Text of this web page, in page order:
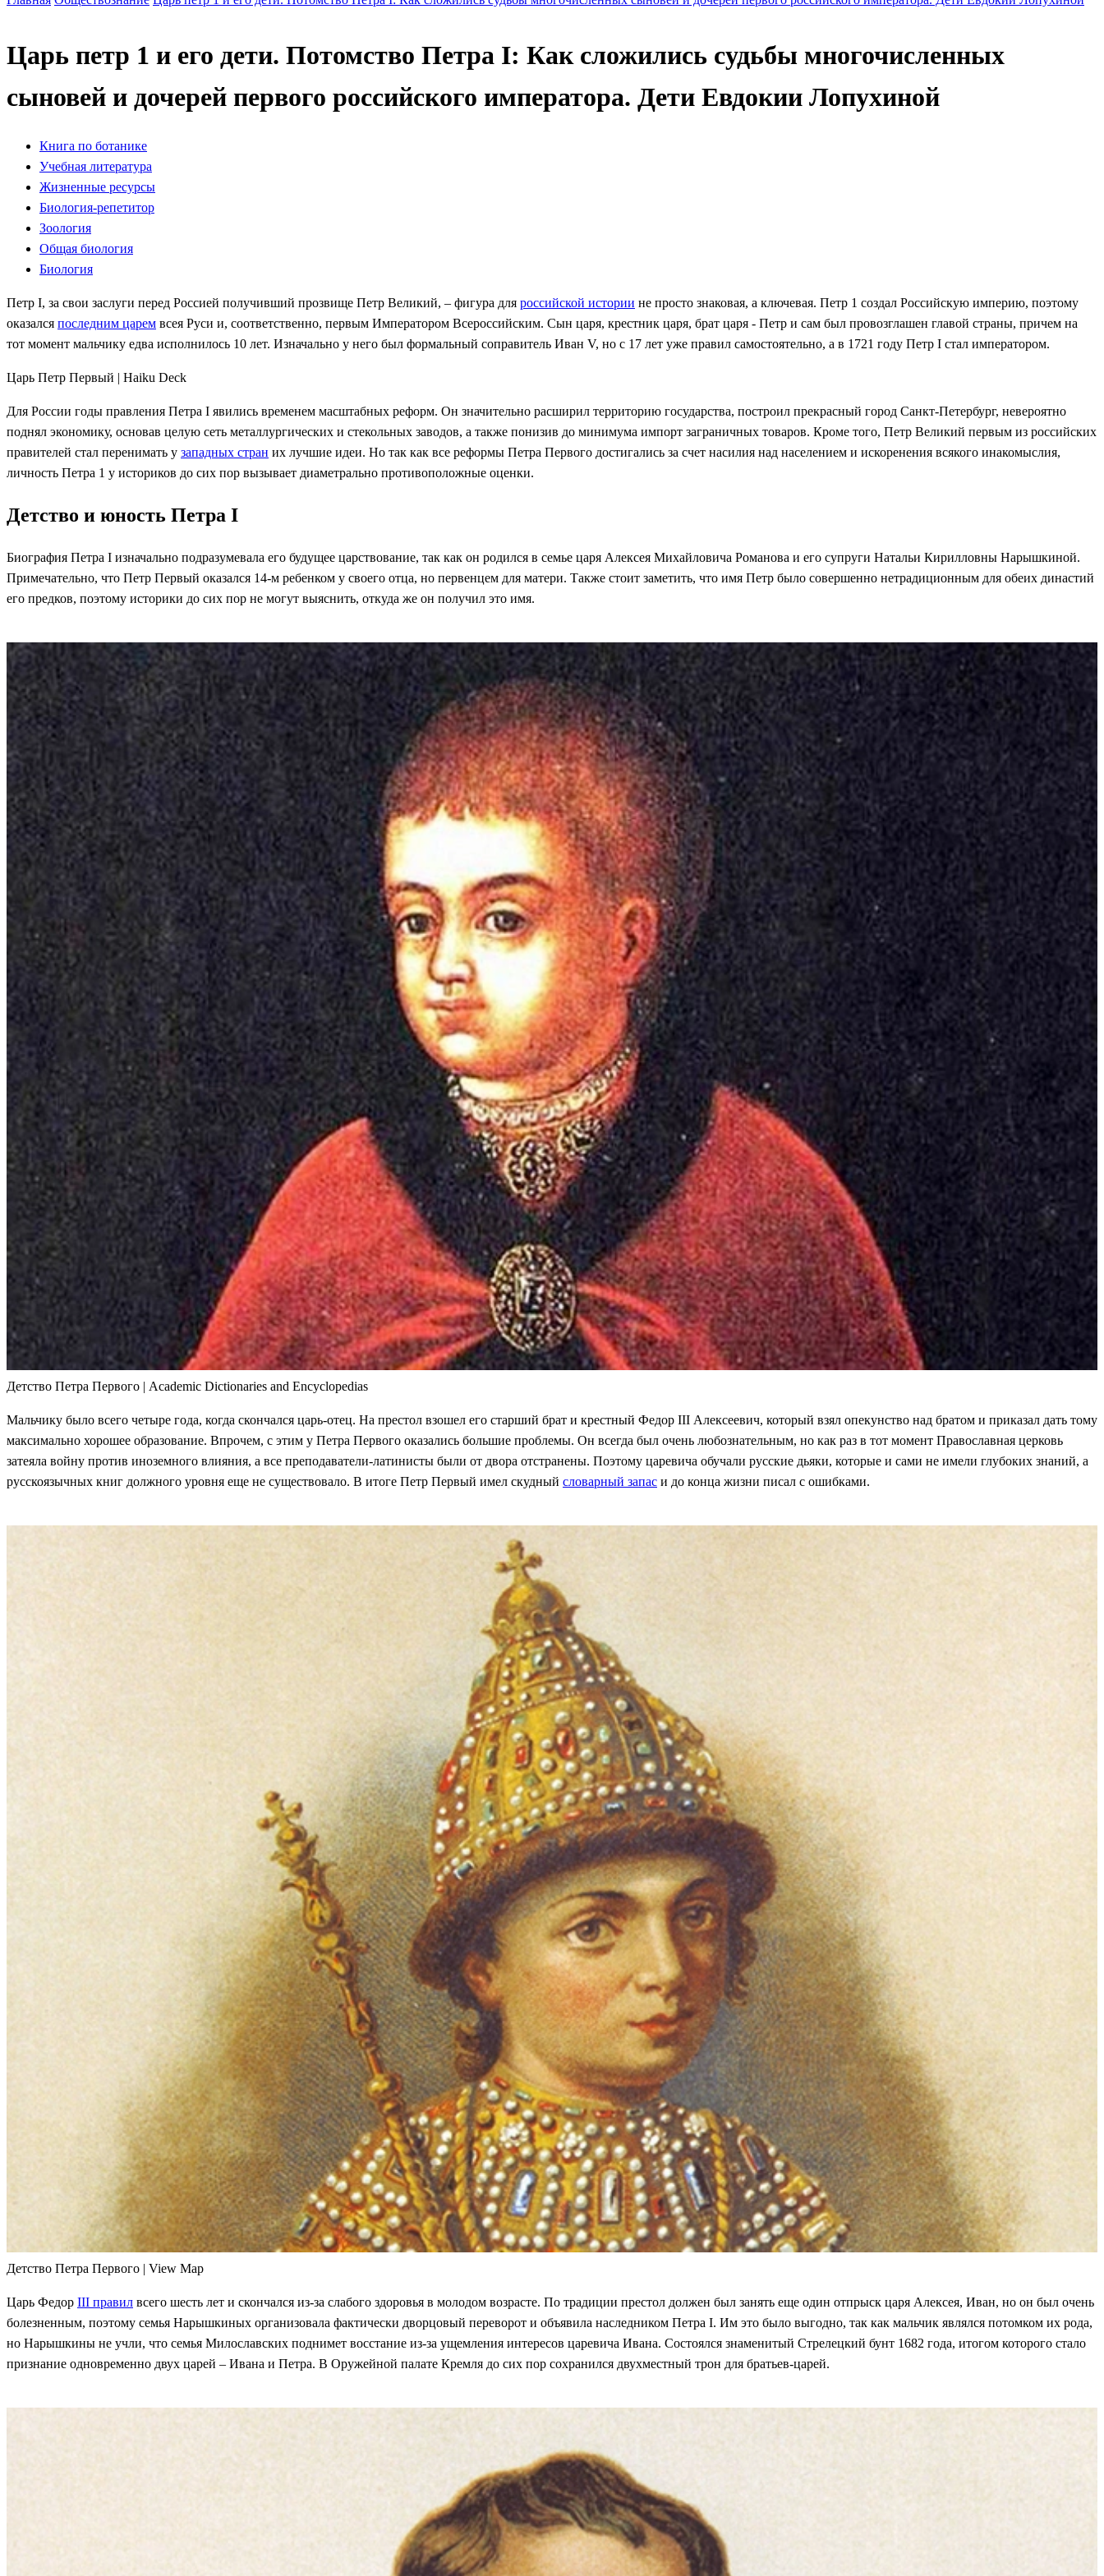
Царь петр 1 и его дети. Потомство Петра I: Как сложились судьбы многочисленных
сыновей и дочерей первого российского императора. Дети Евдокии Лопухиной
Книга по ботанике
Учебная литература
Жизненные ресурсы
Биология-репетитор
Зоология
Общая биология
Биология
Петр I, за свои заслуги перед Россией получивший прозвище Петр Великий, – фигура для российской истории не просто знаковая, а ключевая. Петр 1 создал Российскую империю, поэтому
оказался последним царем всея Руси и, соответственно, первым Императором Всероссийским. Сын царя, крестник царя, брат царя - Петр и сам был провозглашен главой страны, причем на
тот момент мальчику едва исполнилось 10 лет. Изначально у него был формальный соправитель Иван V, но с 17 лет уже правил самостоятельно, а в 1721 году Петр I стал императором.
Царь Петр Первый | Haiku Deck
Для России годы правления Петра I явились временем масштабных реформ. Он значительно расширил территорию государства, построил прекрасный город Санкт-Петербург, невероятно
поднял экономику, основав целую сеть металлургических и стекольных заводов, а также понизив до минимума импорт заграничных товаров. Кроме того, Петр Великий первым из российских
правителей стал перенимать у западных стран их лучшие идеи. Но так как все реформы Петра Первого достигались за счет насилия над населением и искоренения всякого инакомыслия,
личность Петра 1 у историков до сих пор вызывает диаметрально противоположные оценки.
Детство и юность Петра I
Биография Петра I изначально подразумевала его будущее царствование, так как он родился в семье царя Алексея Михайловича Романова и его супруги Натальи Кирилловны Нарышкиной.
Примечательно, что Петр Первый оказался 14-м ребенком у своего отца, но первенцем для матери. Также стоит заметить, что имя Петр было совершенно нетрадиционным для обеих династий
его предков, поэтому историки до сих пор не могут выяснить, откуда же он получил это имя.
Детство Петра Первого | Academic Dictionaries and Encyclopedias
Мальчику было всего четыре года, когда скончался царь-отец. На престол взошел его старший брат и крестный Федор III Алексеевич, который взял опекунство над братом и приказал дать тому
максимально хорошее образование. Впрочем, с этим у Петра Первого оказались большие проблемы. Он всегда был очень любознательным, но как раз в тот момент Православная церковь
затеяла войну против иноземного влияния, а все преподаватели-латинисты были от двора отстранены. Поэтому царевича обучали русские дьяки, которые и сами не имели глубоких знаний, а
русскоязычных книг должного уровня еще не существовало. В итоге Петр Первый имел скудный словарный запас и до конца жизни писал с ошибками.
Детство Петра Первого | View Map
Царь Федор III правил всего шесть лет и скончался из-за слабого здоровья в молодом возрасте. По традиции престол должен был занять еще один отпрыск царя Алексея, Иван, но он был очень
болезненным, поэтому семья Нарышкиных организовала фактически дворцовый переворот и объявила наследником Петра I. Им это было выгодно, так как мальчик являлся потомком их рода,
но Нарышкины не учли, что семья Милославских поднимет восстание из-за ущемления интересов царевича Ивана. Состоялся знаменитый Стрелецкий бунт 1682 года, итогом которого стало
признание одновременно двух царей – Ивана и Петра. В Оружейной палате Кремля до сих пор сохранился двухместный трон для братьев-царей.